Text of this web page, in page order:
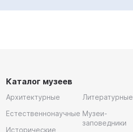
Каталог музеев
Архитектурные
Естественнонаучные
Исторические
Литературные
Музеи-
заповедники